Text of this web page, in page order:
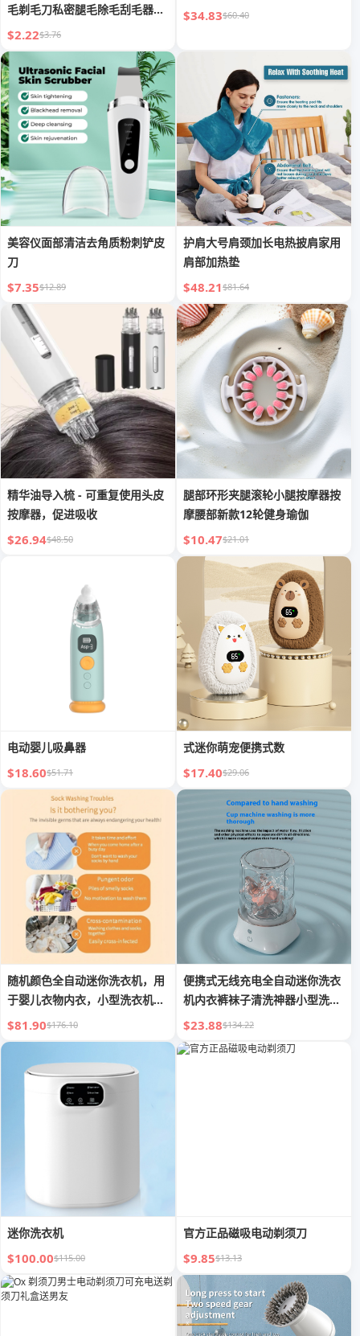
毛剃毛刀私密腿毛除毛刮毛器一
件代
$2.22$3.76
$34.83$60.40
美容仪面部清洁去角质粉刺铲皮
刀
$7.35$12.89
护肩大号肩颈加长电热披肩家用
肩部加热垫
$48.21$81.64
精华油导入梳 - 可重复使用头皮
按摩器，促进吸收
$26.94$48.50
腿部环形夹腿滚轮小腿按摩器按
摩腰部新款12轮健身瑜伽
$10.47$21.01
电动婴儿吸鼻器
$18.60$51.71
式迷你萌宠便携式数
$17.40$29.06
随机颜色全自动迷你洗衣机，用
于婴儿衣物内衣，小型洗衣机，
宿舍袜子洗衣机
$81.90$176.10
便携式无线充电全自动迷你洗衣
机内衣裤袜子清洗神器小型洗衣
杯
$23.88$134.22
迷你洗衣机
$100.00$115.00
官方正品磁吸电动剃须刀
$9.85$13.13